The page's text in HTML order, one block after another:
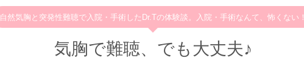
自然気胸と突発性難聴で入院・手術したDr.Tの体験談。入院・手術なんて、怖くない！
気胸で難聴、でも大丈夫♪